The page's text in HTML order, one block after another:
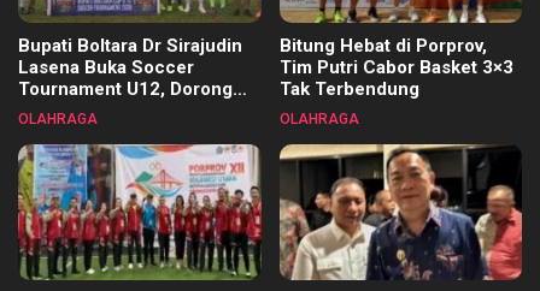
Bupati Boltara Dr Sirajudin
Lasena Buka Soccer
Tournament U12, Dorong
Pembinaan Merata di Setiap
OLAHRAGA
Bitung Hebat di Porprov,
Tim Putri Cabor Basket 3×3
Tak Terbendung
OLAHRAGA